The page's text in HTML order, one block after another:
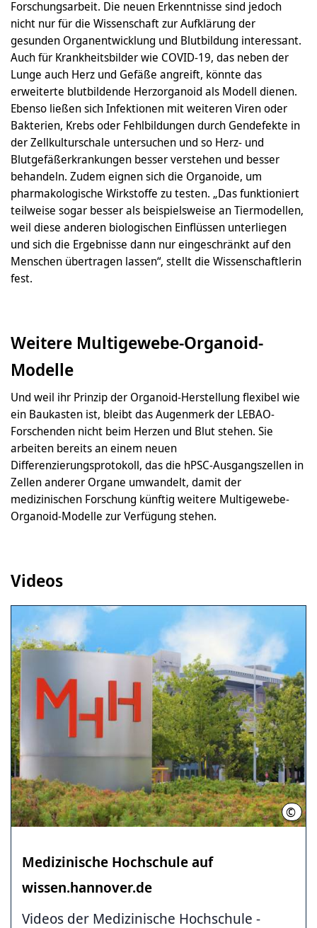
Forschungsarbeit. Die neuen Erkenntnisse sind jedoch
nicht nur für die Wissenschaft zur Aufklärung der
gesunden Organentwicklung und Blutbildung interessant.
Auch für Krankheitsbilder wie COVID-19, das neben der
Lunge auch Herz und Gefäße angreift, könnte das
erweiterte blutbildende Herzorganoid als Modell dienen.
Ebenso ließen sich Infektionen mit weiteren Viren oder
Bakterien, Krebs oder Fehlbildungen durch Gendefekte in
der Zellkulturschale untersuchen und so Herz- und
Blutgefäßerkrankungen besser verstehen und besser
behandeln. Zudem eignen sich die Organoide, um
pharmakologische Wirkstoffe zu testen. „Das funktioniert
teilweise sogar besser als beispielsweise an Tiermodellen,
weil diese anderen biologischen Einflüssen unterliegen
und sich die Ergebnisse dann nur eingeschränkt auf den
Menschen übertragen lassen“, stellt die Wissenschaftlerin
fest.
Weitere Multigewebe-Organoid-
Modelle
Und weil ihr Prinzip der Organoid-Herstellung flexibel wie
ein Baukasten ist, bleibt das Augenmerk der LEBAO-
Forschenden nicht beim Herzen und Blut stehen. Sie
arbeiten bereits an einem neuen
Differenzierungsprotokoll, das die hPSC-Ausgangszellen in
Zellen anderer Organe umwandelt, damit der
medizinischen Forschung künftig weitere Multigewebe-
Organoid-Modelle zur Verfügung stehen.
Videos
©
Medizinische ­Hochschule ­auf
wissen.hannover.de
Videos der Medizinische ­Hochschule ­